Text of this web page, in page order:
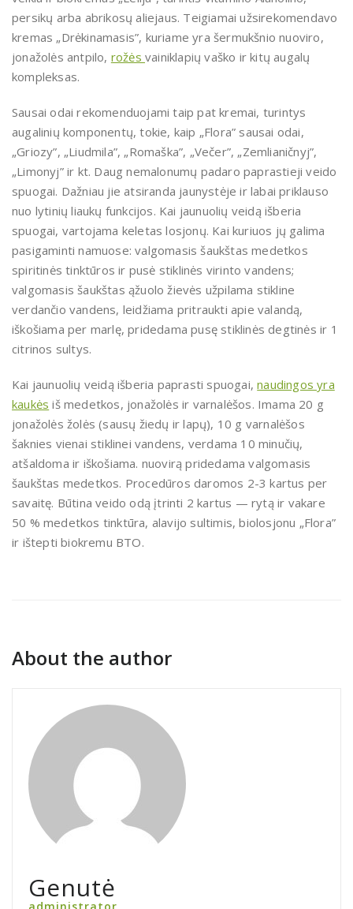
persikų arba abrikosų aliejaus. Teigiamai užsirekomendavo
kremas „Drėkinamasis”, kuriame yra šermukšnio nuoviro,
jonažolės antpilo, rožėsvainiklapių vaško ir kitų augalų
kompleksas.
Sausai odai rekomenduojami taip pat kremai, turintys
augalinių komponentų, tokie, kaip „Flora” sausai odai,
„Griozy”, „Liudmila”, „Romaška”, „Večer”, „Zemlianičnyj”,
„Limonyj” ir kt. Daug nemalonumų padaro paprastieji veido
spuogai. Dažniau jie atsiranda jaunystėje ir labai priklauso
nuo lytinių liaukų funkcijos. Kai jaunuolių veidą išberia
spuogai, vartojama keletas losjonų. Kai kuriuos jų galima
pasigaminti namuose: valgomasis šaukštas medetkos
spiritinės tinktūros ir pusė stiklinės virinto vandens;
valgomasis šaukštas ąžuolo žievės užpilama stikline
verdančio vandens, leidžiama pritraukti apie valandą,
iškošiama per marlę, pridedama pusę stiklinės degtinės ir 1
citrinos sultys.
Kai jaunuolių veidą išberia paprasti spuogai,naudingos yra
kaukės iš medetkos, jonažolės ir varnalėšos. Imama 20 g
jonažolės žolės (sausų žiedų ir lapų), 10 g varnalėšos
šaknies vienai stiklinei vandens, verdama 10 minučių,
atšaldoma ir iškošiama. nuovirą pridedama valgomasis
šaukštas medetkos. Procedūros daromos 2-3 kartus per
savaitę. Būtina veido odą įtrinti 2 kartus — rytą ir vakare
50 % medetkos tinktūra, alavijo sultimis, biolosjonu „Flora”
ir ištepti biokremu BTO.
About the author
Genutė